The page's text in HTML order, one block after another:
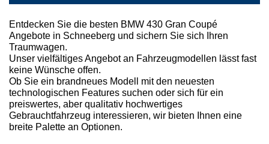
Entdecken Sie die besten BMW 430 Gran Coupé
Angebote in Schneeberg und sichern Sie sich Ihren
Traumwagen.
Unser vielfältiges Angebot an Fahrzeugmodellen lässt fast
keine Wünsche offen.
Ob Sie ein brandneues Modell mit den neuesten
technologischen Features suchen oder sich für ein
preiswertes, aber qualitativ hochwertiges
Gebrauchtfahrzeug interessieren, wir bieten Ihnen eine
breite Palette an Optionen.